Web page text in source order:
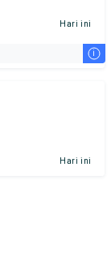
Hari ini
i
Hari ini